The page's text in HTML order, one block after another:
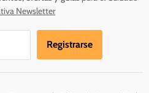
Newsletter
Registrarse